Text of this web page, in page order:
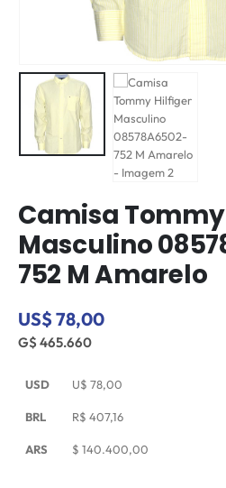
Camisa
Masculino
752 M Amarelo
US$ 78,00
G$ 465.660
USD U$ 78,00
BRL R$ 407,16
ARS $ 140.400,00